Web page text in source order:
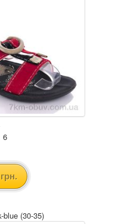
6
blue (30-35)